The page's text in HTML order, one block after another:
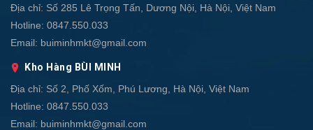
Địa chỉ: Số 285 Lê Trọng Tấn, Dương Nội, Hà Nội, Việt Nam
Hotline: 0847.550.033
Email: buiminhmkt@gmail.com
Kho Hàng BÙI MINH
Địa chỉ: Số 2, Phố Xốm, Phú Lương, Hà Nội, Việt Nam
Hotline: 0847.550.033
Email: buiminhmkt@gmail.com